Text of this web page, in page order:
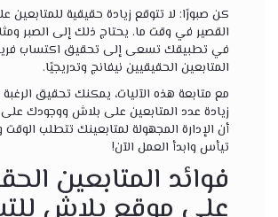
كن صبورًا: لا تتوقع زيادة حقيقية للمتابعين
القصير في وقت ما. يحتاج ذلك إلى الصبر
في تطبيقك تسعى إلى تحقيق اكتساب
المتابعين الحقيقيين نيفانج وتدريجيًا.
مع متابعة هذه الآليات، يمكنك تحقيق
زيادة عدد المتابعين على بلاش ووجودك
أن الإدارة المجهولة لمتابعينك تتطلب الوقت
تيأس وابدأ العمل الآن!
فوائد المتابعين